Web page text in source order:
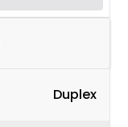
Duplex